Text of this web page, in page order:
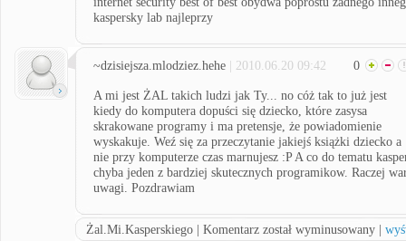
kaspersky lab najleprzy
~dzisiejsza.mlodziez.hehe | 2010.06.20 09:42 0
A mi jest ŻAL takich ludzi jak Ty... no cóż tak to już jest
kiedy do komputera dopuści się dziecko, które zasysa
skrakowane programy i ma pretensje, że powiadomienie
wyskakuje. Weź się za przeczytanie jakiejś książki dziecko a
nie przy komputerze czas marnujesz :P A co do tematu
chyba jeden z bardziej skutecznych programikow. Raczej
uwagi. Pozdrawiam
Żal.Mi.Kasperskiego | Komentarz został wyminusowany |